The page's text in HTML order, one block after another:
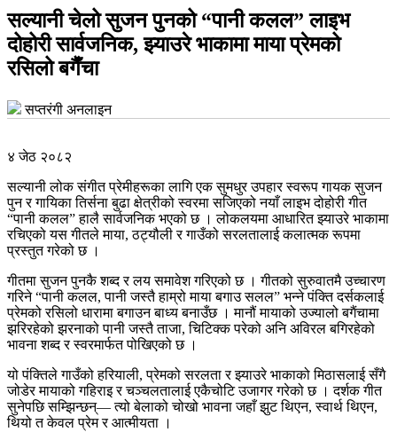
सल्यानी चेलो सुजन पुनको “पानी कलल” लाइभ
दोहोरी सार्वजनिक, झ्याउरे भाकामा माया प्रेमको
रसिलो बगैँचा
सप्तरंगी अनलाइन
४ जेठ २०८२
सल्यानी लोक संगीत प्रेमीहरूका लागि एक सुमधुर उपहार स्वरूप गायक सुजन
पुन र गायिका तिर्सना बुढा क्षेत्रीको स्वरमा सजिएको नयाँ लाइभ दोहोरी गीत
“पानी कलल” हालै सार्वजनिक भएको छ । लोकलयमा आधारित झ्याउरे भाकामा
रचिएको यस गीतले माया, ठट्यौली र गाउँको सरलतालाई कलात्मक रूपमा
प्रस्तुत गरेको छ ।
गीतमा सुजन पुनकै शब्द र लय समावेश गरिएको छ । गीतको सुरुवातमै उच्चारण
गरिने “पानी कलल, पानी जस्तै हाम्रो माया बगाउ सलल” भन्ने पंक्ति दर्सकलाई
प्रेमको रसिलो धारामा बगाउन बाध्य बनाउँछ । मानौं मायाको उज्यालो बगैंचामा
झरिरहेको झरनाको पानी जस्तै ताजा, चिटिक्क परेको अनि अविरल बगिरहेको
भावना शब्द र स्वरमार्फत पोखिएको छ ।
यो पंक्तिले गाउँको हरियाली, प्रेमको सरलता र झ्याउरे भाकाको मिठासलाई सँगै
जोडेर मायाको गहिराइ र चञ्चलतालाई एकैचोटि उजागर गरेको छ । दर्शक गीत
सुनेपछि सम्झिन्छन्— त्यो बेलाको चोखो भावना जहाँ झुट थिएन, स्वार्थ थिएन,
थियो त केवल प्रेम र आत्मीयता ।